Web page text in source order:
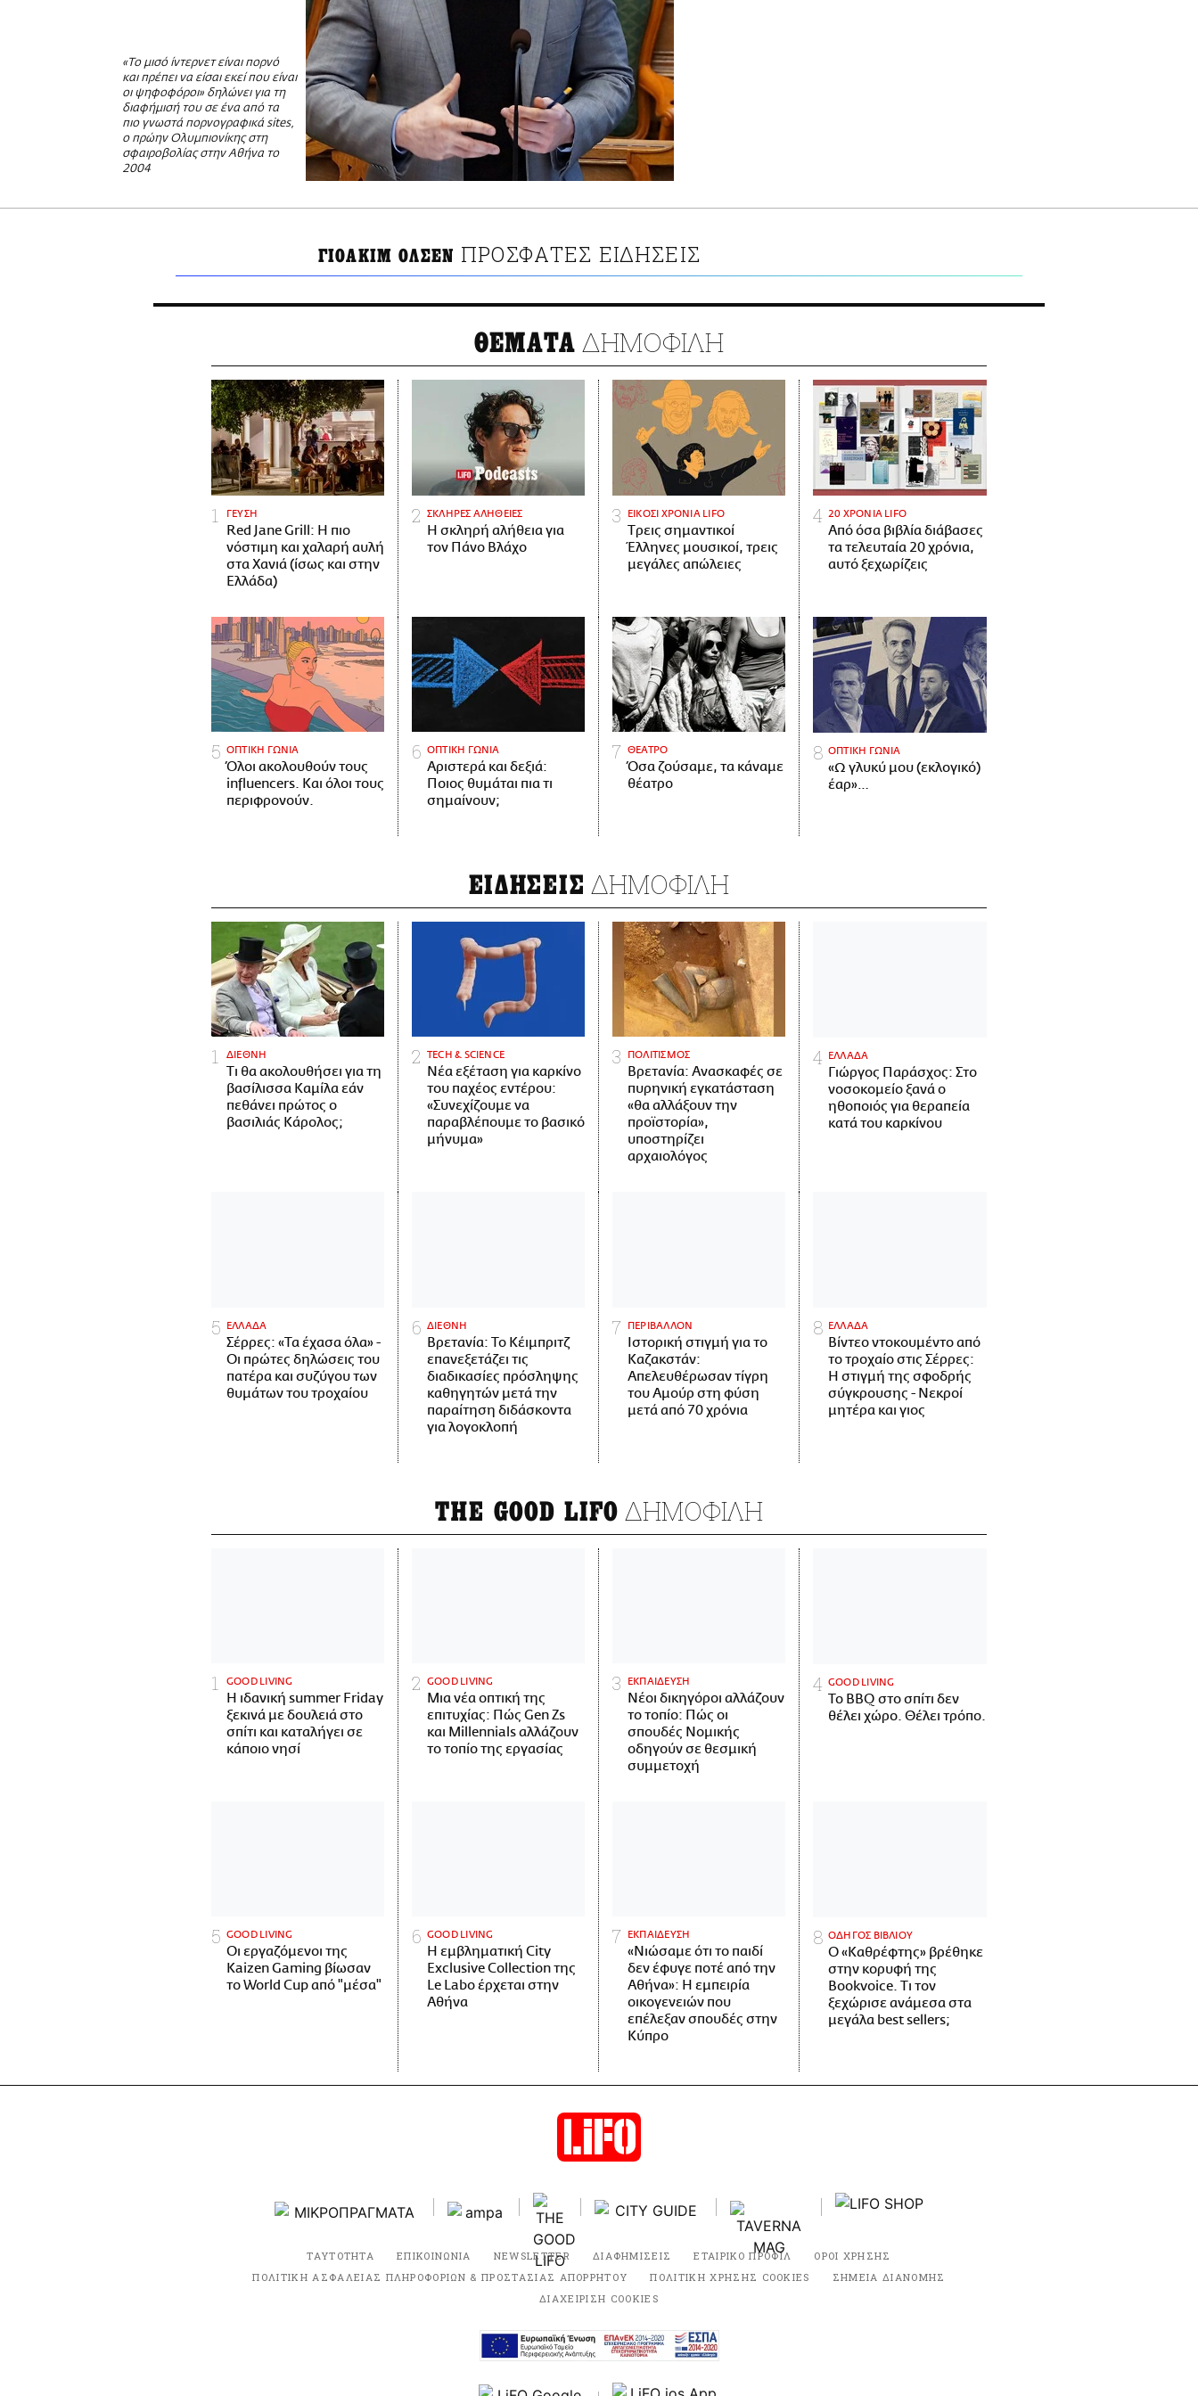
«Το μισό ίντερνετ είναι πορνό
και πρέπει να είσαι εκεί που είναι
οι ψηφοφόροι» δηλώνει για τη
διαφήμισή του σε ένα από τα
πιο γνωστά πορνογραφικά sites,
ο πρώην Ολυμπιονίκης στη
σφαιροβολίας στην Αθήνα το
2004
ΓΙΟΑΚΙΜ ΟΛΣΕΝ ΠΡΟΣΦΑΤΕΣ ΕΙΔΗΣΕΙΣ
ΘΕΜΑΤΑ ΔΗΜΟΦΙΛΗ
ΓΕΥΣΗ
Red Jane Grill: Η πιο
νόστιμη και χαλαρή αυλή
στα Χανιά (ίσως και στην
Ελλάδα)
ΣΚΛΗΡΕΣ ΑΛΗΘΕΙΕΣ
H σκληρή αλήθεια για
τον Πάνο Βλάχο
ΕΙΚΟΣΙ ΧΡΟΝΙΑ LIFO
Tρεις σημαντικοί
Έλληνες μουσικοί, τρεις
μεγάλες απώλειες
20 ΧΡΟΝΙΑ LIFO
Από όσα βιβλία διάβασες
τα τελευταία 20 χρόνια,
αυτό ξεχωρίζεις
ΟΠΤΙΚΗ ΓΩΝΙΑ
Όλοι ακολουθούν τους
influencers. Και όλοι τους
περιφρονούν.
ΟΠΤΙΚΗ ΓΩΝΙΑ
Αριστερά και δεξιά:
Ποιος θυμάται πια τι
σημαίνουν;
ΘΕΑΤΡΟ
Όσα ζούσαμε, τα κάναμε
θέατρο
ΟΠΤΙΚΗ ΓΩΝΙΑ
«Ω γλυκύ μου (εκλογικό)
έαρ»…
ΕΙΔΗΣΕΙΣ ΔΗΜΟΦΙΛΗ
ΔΙΕΘΝΗ
Τι θα ακολουθήσει για τη
βασίλισσα Καμίλα εάν
πεθάνει πρώτος ο
βασιλιάς Κάρολος;
ΤECH & SCIENCE
Νέα εξέταση για καρκίνο
του παχέος εντέρου:
«Συνεχίζουμε να
παραβλέπουμε το βασικό
μήνυμα»
ΠΟΛΙΤΙΣΜΟΣ
Βρετανία: Ανασκαφές σε
πυρηνική εγκατάσταση
«θα αλλάξουν την
προϊστορία»,
υποστηρίζει
αρχαιολόγος
ΕΛΛΑΔΑ
Γιώργος Παράσχος: Στο
νοσοκομείο ξανά ο
ηθοποιός για θεραπεία
κατά του καρκίνου
ΕΛΛΑΔΑ
Σέρρες: «Τα έχασα όλα» -
Οι πρώτες δηλώσεις του
πατέρα και συζύγου των
θυμάτων του τροχαίου
ΔΙΕΘΝΗ
Βρετανία: Το Κέιμπριτζ
επανεξετάζει τις
διαδικασίες πρόσληψης
καθηγητών μετά την
παραίτηση διδάσκοντα
για λογοκλοπή
ΠΕΡΙΒΑΛΛΟΝ
Ιστορική στιγμή για το
Καζακστάν:
Απελευθέρωσαν τίγρη
του Αμούρ στη φύση
μετά από 70 χρόνια
ΕΛΛΑΔΑ
Βίντεο ντοκουμέντο από
το τροχαίο στις Σέρρες:
Η στιγμή της σφοδρής
σύγκρουσης - Νεκροί
μητέρα και γιος
THE GOOD LIFO ΔΗΜΟΦΙΛΗ
GOOD LIVING
Η ιδανική summer Friday
ξεκινά με δουλειά στο
σπίτι και καταλήγει σε
κάποιο νησί
GOOD LIVING
Μια νέα οπτική της
επιτυχίας: Πώς Gen Zs
και Millennials αλλάζουν
το τοπίο της εργασίας
ΕΚΠΑΙΔΕΥΣΗ
Νέοι δικηγόροι αλλάζουν
το τοπίο: Πώς οι
σπουδές Νομικής
οδηγούν σε θεσμική
συμμετοχή
GOOD LIVING
Το BBQ στο σπίτι δεν
θέλει χώρο. Θέλει τρόπο.
GOOD LIVING
Οι εργαζόμενοι της
Kaizen Gaming βίωσαν
το World Cup από "μέσα"
GOOD LIVING
Η εμβληματική City
Exclusive Collection της
Le Labo έρχεται στην
Αθήνα
ΕΚΠΑΙΔΕΥΣΗ
«Νιώσαμε ότι το παιδί
δεν έφυγε ποτέ από την
Αθήνα»: Η εμπειρία
οικογενειών που
επέλεξαν σπουδές στην
Κύπρο
ΟΔΗΓΟΣ ΒΙΒΛΙΟΥ
Ο «Καθρέφτης» βρέθηκε
στην κορυφή της
Bookvoice. Τι τον
ξεχώρισε ανάμεσα στα
μεγάλα best sellers;
ΤΑΥΤΟΤΗΤΑ ΕΠΙΚΟΙΝΩΝΙΑ NEWSLETTER ΔΙΑΦΗΜΙΣΕΙΣ ΕΤΑΙΡΙΚΟ ΠΡΟΦΙΛ
ΟΡΟΙ ΧΡΗΣΗΣ
ΠΟΛΙΤΙΚΗ ΑΣΦΑΛΕΙΑΣ ΠΛΗΡΟΦΟΡΙΩΝ & ΠΡΟΣΤΑΣΙΑΣ ΑΠΟΡΡΗΤΟΥ
ΠΟΛΙΤΙΚΗ ΧΡΗΣΗΣ COOKIES
ΣΗΜΕΙΑ ΔΙΑΝΟΜΗΣ
ΔΙΑΧΕΙΡΙΣΗ COOKIES